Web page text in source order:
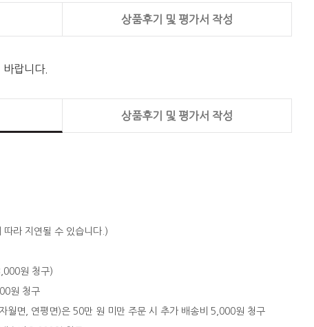
상품후기 및 평가서 작성
랍니다.
상품후기 및 평가서 작성
라 지연될 수 있습니다.)
원 청구)
원 청구
월면, 연평면)은 50만 원 미만 주문 시 추가 배송비 5,000원 청구